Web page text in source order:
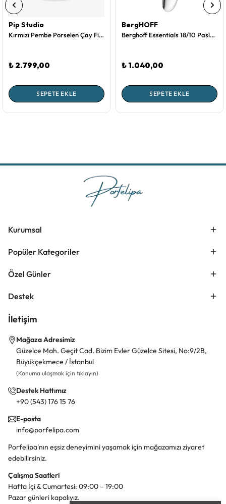
Pip Studio
Kırmızı Pembe Porselen Çay Fincanı 200 Ml Love Birds Collection by Pip Studio
₺ 2.799,00
SEPETE EKLE
BergHOFF
Berghoff Essentials 18/10 Paslanmaz Çelik Servis Kaşığı 35 cm
₺ 1.040,00
SEPETE EKLE
Kurumsal
Popüler Kategoriler
Özel Günler
Destek
İletişim
Mağaza Adresimiz
Güzelce Mah. Geçit Cad. Bizim Evler Güzelce Sitesi, No:9/2B,
Büyükçekmece / İstanbul
(Konuma ulaşmak için tıklayın)
Destek Hattımız
+90 (543) 176 15 76
E-posta
info@porfelipa.com
Porfelipa'nın eşsiz deneyimini yaşamak için mağazamızı ziyaret
edebilirsiniz.
Çalışma Saatleri
Hafta İçi & Cumartesi: 09:00 – 19:00
Pazar günleri kapalıyız.